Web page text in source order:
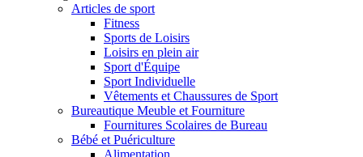
Articles de sport
Fitness
Sports de Loisirs
Loisirs en plein air
Sport d'Équipe
Sport Individuelle
Vêtements et Chaussures de Sport
Bureautique Meuble et Fourniture
Fournitures Scolaires de Bureau
Bébé et Puériculture
Alimentation